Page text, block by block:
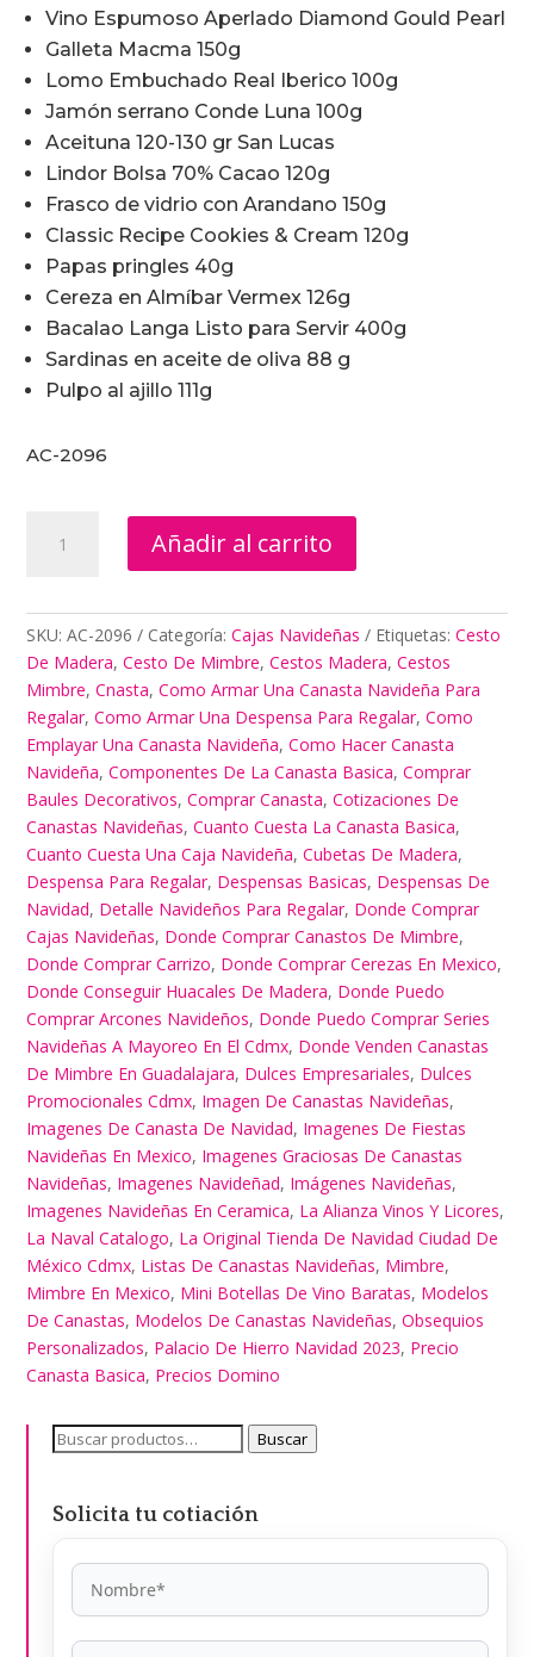
Vino Espumoso Aperlado Diamond Gould Pearl
Galleta Macma 150g
Lomo Embuchado Real Iberico 100g
Jamón serrano Conde Luna 100g
Aceituna 120-130 gr San Lucas
Lindor Bolsa 70% Cacao 120g
Frasco de vidrio con Arandano 150g
Classic Recipe Cookies & Cream 120g
Papas pringles 40g
Cereza en Almíbar Vermex 126g
Bacalao Langa Listo para Servir 400g
Sardinas en aceite de oliva 88 g
Pulpo al ajillo 111g
AC-2096
Comprar
cantidad
Añadir al carrito
SKU:AC-2096 Categoría:Cajas Navideñas Etiquetas:Cesto
De Madera,Cesto De Mimbre,Cestos Madera,Cestos
Mimbre,Cnasta,Como Armar Una Canasta Navideña Para
Regalar,Como Armar Una Despensa Para Regalar,Como
Emplayar Una Canasta Navideña,Como Hacer Canasta
Navideña,Componentes De La Canasta Basica,Comprar
Baules Decorativos,Comprar Canasta,Cotizaciones De
Canastas Navideñas,Cuanto Cuesta La Canasta Basica,
Cuanto Cuesta Una Caja Navideña,Cubetas De Madera,
Despensa Para Regalar, Despensas Basicas, Despensas De
Navidad, Detalle Navideños Para Regalar, Donde Comprar
Cajas Navideñas, Donde Comprar Canastos De Mimbre,
Donde Comprar Carrizo, Donde Comprar Cerezas En Mexico,
Donde Conseguir Huacales De Madera, Donde Puedo
Comprar Arcones Navideños, Donde Puedo Comprar Series
Navideñas A Mayoreo En El Cdmx, Donde Venden Canastas
De Mimbre En Guadalajara, Dulces Empresariales, Dulces
Promocionales Cdmx, Imagen De Canastas Navideñas,
Imagenes De Canasta De Navidad, Imagenes De Fiestas
Navideñas En Mexico, Imagenes Graciosas De Canastas
Navideñas, Imagenes Navideñad, Imágenes Navideñas,
Imagenes Navideñas En Ceramica, La Alianza Vinos Y Licores,
La Naval Catalogo, La Original Tienda De Navidad Ciudad De
México Cdmx, Listas De Canastas Navideñas, Mimbre,
Mimbre En Mexico, Mini Botellas De Vino Baratas, Modelos
De Canastas, Modelos De Canastas Navideñas,Obsequios
Personalizados, Palacio De Hierro Navidad 2023, Precio
Canasta Basica, Precios Domino
Buscar
Buscar
Solicita tu cotiación